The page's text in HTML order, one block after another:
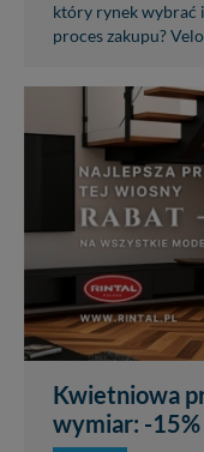
który rynek wybrać
proces zakupu?
Kwietniowa
wymiar: -